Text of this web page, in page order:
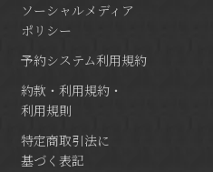
ソーシャルメディア
ポリシー
予約システム利用規約
約款・利用規約・
利用規則
特定商取引法に
基づく表記